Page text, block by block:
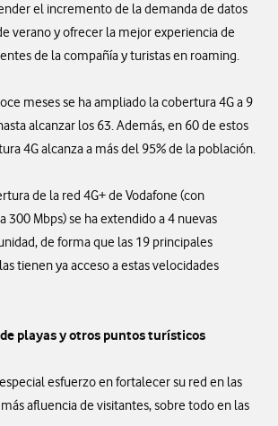
el incremento de la demanda de datos
verano y ofrecer la mejor experiencia de
de la compañía y turistas en roaming.
meses se ha ampliado la cobertura 4G a 9
alcanzar los 63. Además, en 60 de estos
4G alcanza a más del 95% de la población.
de la red 4G+ de Vodafone (con
300 Mbps) se ha extendido a 4 nuevas
de forma que las 19 principales
tienen ya acceso a estas velocidades
playas y otros puntos turísticos
esfuerzo en fortalecer su red en las
afluencia de visitantes, sobre todo en las